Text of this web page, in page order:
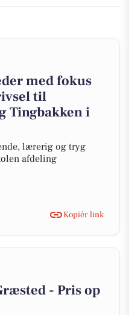
med fokus
til
Tingbakken i
lærerig og tryg
afdeling
Kopiér link
- Pris op